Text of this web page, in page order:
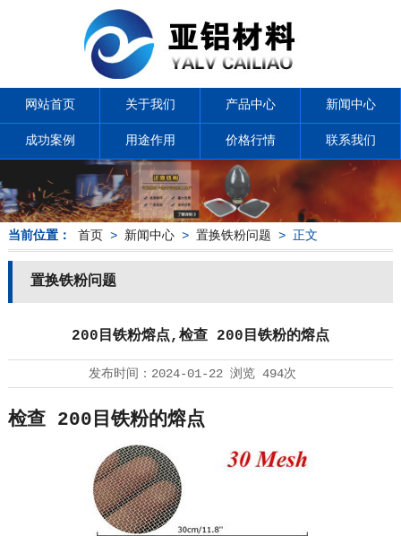
网站首页 关于我们 产品中心 新闻中心
成功案例 用途作用 价格行情 联系我们
当前位置： 首页 > 新闻中心> 置换铁粉问题 > 正文
置换铁粉问题
200目铁粉熔点,检查 200目铁粉的熔点
发布时间： 2024-01-22浏览 494次
检查 200目铁粉的熔点